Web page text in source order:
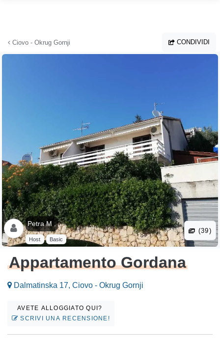
Ciovo - Okrug Gornji CONDIVIDI
Petra M .
Host Basic
(39)
Appartamento Gordana
Dalmatinska 17, Ciovo - Okrug Gornji
AVETE ALLOGGIATO QUI?
SCRIVI UNA RECENSIONE!